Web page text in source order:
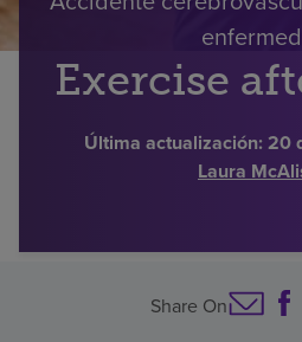
Exercise
Última actualización: 20
Laura
Share On